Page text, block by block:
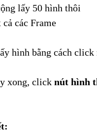
lấy 50 hình thôi
các Frame
hình bằng cách click
xong, click nút hình